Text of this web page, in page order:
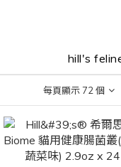
hill's
每頁顯示 72 個